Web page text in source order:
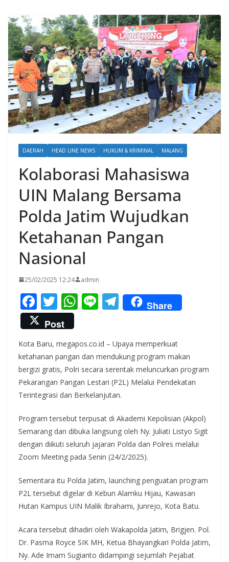
DAERAH HEAD LINE NEWS HUKUM & KRIMINAL MALANG
Kolaborasi Mahasiswa
UIN Malang Bersama
Polda Jatim Wujudkan
Ketahanan Pangan
Nasional
25/02/2025 12:24 admin
F
ac
e
b
o
o
k
T
w
itt
er
W
s
A
p
p
Li T
el
gr
a
m
Share
Post
Kota Baru, megapos.co.id – Upaya memperkuat
ketahanan pangan dan mendukung program makan
bergizi gratis, Polri secara serentak meluncurkan program
Pekarangan Pangan Lestari (P2L) Melalui Pendekatan
Terintegrasi dan Berkelanjutan.
Program tersebut terpusat di Akademi Kepolisian (Akpol)
Semarang dan dibuka langsung oleh Ny. Juliati Listyo Sigit
dengan diikuti seluruh jajaran Polda dan Polres melalui
Zoom Meeting pada Senin (24/2/2025).
Sementara itu Polda Jatim, launching penguatan program
P2L tersebut digelar di Kebun Alamku Hijau, Kawasan
Hutan Kampus UIN Malik Ibrahami, Junrejo, Kota Batu.
Acara tersebut dihadiri oleh Wakapolda Jatim, Brigjen. Pol.
Dr. Pasma Royce SIK MH, Ketua Bhayangkari Polda Jatim,
Ny. Ade Imam Sugianto didampingi sejumlah Pejabat